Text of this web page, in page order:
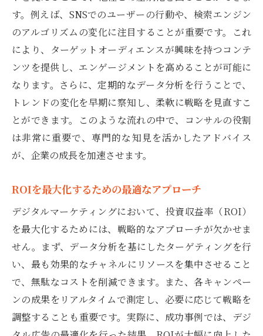
企業価値向上を目指す全体戦略
す。例えば、SNSでのユーザーの行動や、検索エンジン
のアルゴリズムの変化に注目することが重要です。これ
により、ターゲットオーディエンスが興味を持つコンテ
ンツを提供し、エンゲージメントを高めることが可能に
なります。さらに、定期的なデータ分析を行うことで、
トレンドの変化を早期に察知し、柔軟に戦略を見直すこ
とができます。このような流れの中で、コンサルの役割
は非常に重要で、専門的な知見を活かしたアドバイス
が、企業の成長を加速させます。
ROIを最大化するための最適なアプローチ
デジタルマーケティングにおいて、投資収益率（ROI）
を最大化するためには、戦略的なアプローチが欠かせま
せん。まず、データ分析を基にしたターゲティングを行
い、最も効果的なチャネルにリソースを集中させること
で、無駄なコストを削減できます。また、各キャンペー
ンの成果をリアルタイムで測定し、必要に応じて戦略を
調整することも重要です。実際に、成功事例では、デジ